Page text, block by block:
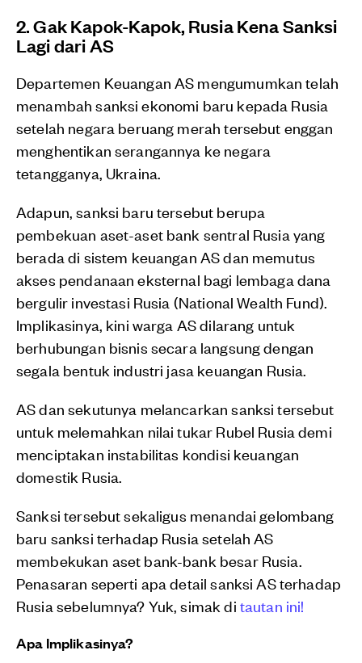
2. Gak Kapok-Kapok, Rusia Kena Sanksi
Lagi dari AS
Departemen Keuangan AS mengumumkan telah
menambah sanksi ekonomi baru kepada Rusia
setelah negara beruang merah tersebut enggan
menghentikan serangannya ke negara
tetangganya, Ukraina.
Adapun, sanksi baru tersebut berupa
pembekuan aset-aset bank sentral Rusia yang
berada di sistem keuangan AS dan memutus
akses pendanaan eksternal bagi lembaga dana
bergulir investasi Rusia (National Wealth Fund).
Implikasinya, kini warga AS dilarang untuk
berhubungan bisnis secara langsung dengan
segala bentuk industri jasa keuangan Rusia.
AS dan sekutunya melancarkan sanksi tersebut
untuk melemahkan nilai tukar Rubel Rusia demi
menciptakan instabilitas kondisi keuangan
domestik Rusia.
Sanksi tersebut sekaligus menandai gelombang
baru sanksi terhadap Rusia setelah AS
membekukan aset bank-bank besar Rusia.
Penasaran seperti apa detail sanksi AS terhadap
Rusia sebelumnya? Yuk, simak di tautan ini!
Apa Implikasinya?